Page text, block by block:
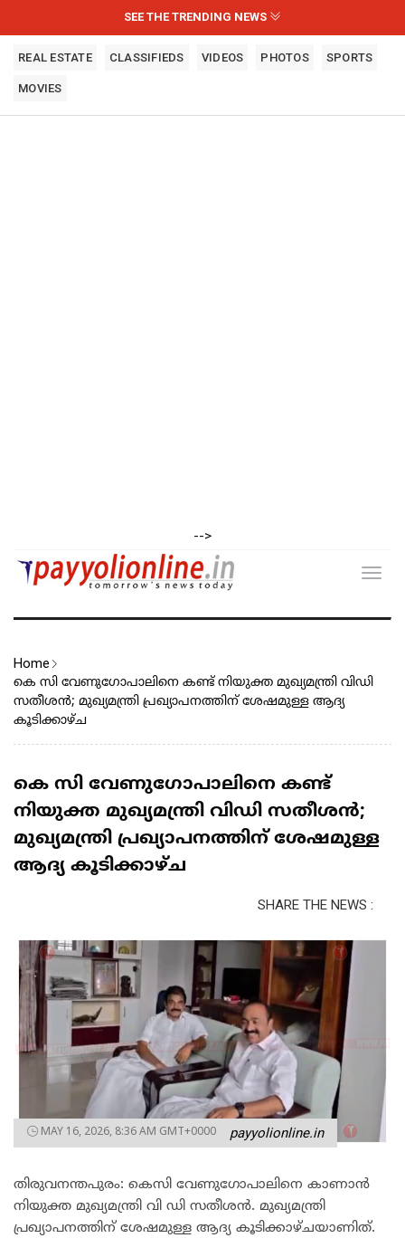
SEE THE TRENDING NEWS
REAL ESTATE CLASSIFIEDS VIDEOS PHOTOS SPORTS
MOVIES
-->
Home
കെ സി വേണുഗോപാലിനെ കണ്ട് നിയുക്ത മുഖ്യമന്ത്രി വിഡി
സതീശൻ; മുഖ്യമന്ത്രി പ്രഖ്യാപനത്തിന് ശേഷമുള്ള ആദ്യ
കൂടിക്കാഴ്ച
കെ സി വേണുഗോപാലിനെ കണ്ട്
നിയുക്ത മുഖ്യമന്ത്രി വിഡി സതീശൻ;
മുഖ്യമന്ത്രി പ്രഖ്യാപനത്തിന് ശേഷമുള്ള
ആദ്യ കൂടിക്കാഴ്ച
SHARE THE NEWS :
MAY 16, 2026, 8:36 AM GMT+0000 payyolionline.in
തിരുവനന്തപുരം: കെസി വേണുഗോപാലിനെ കാണാൻ
നിയുക്ത മുഖ്യമന്ത്രി വി ഡി സതീശൻ. മുഖ്യമന്ത്രി
പ്രഖ്യാപനത്തിന് ശേഷമുള്ള ആദ്യ കൂടിക്കാഴ്ചയാണിത്.